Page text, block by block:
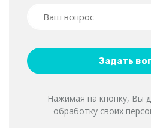
Нажимая на кнопку, Вы
обработку своих